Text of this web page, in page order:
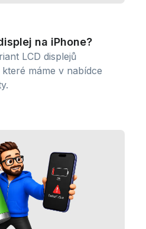
na iPhone?
LCD displejů
máme v nabídce